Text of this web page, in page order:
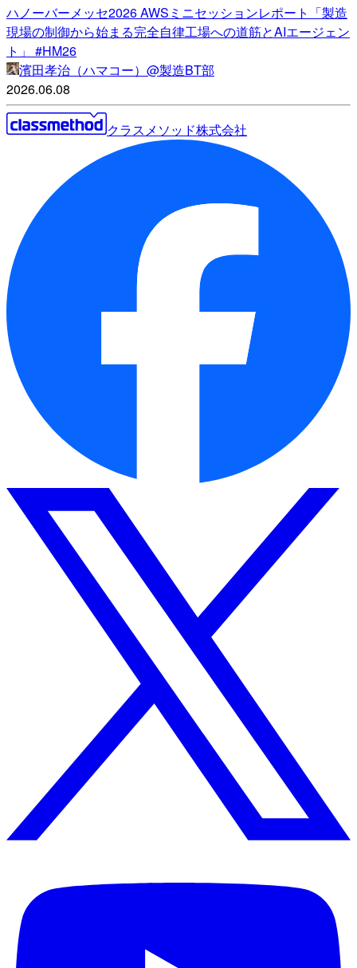
ハノーバーメッセ2026 AWSミニセッションレポート「製造
現場の制御から始まる完全自律工場への道筋とAIエージェン
ト」 #HM26
濱田孝治（ハマコー）@製造BT部
2026.06.08
クラスメソッド株式会社